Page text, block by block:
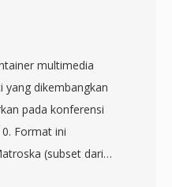
video dan audio
H.264, HEVC,
Codec, AAC, dan
Fleksibilitas
dengan fitur seperti
multimedia
yang dikembangkan
pada konferensi
Format ini
(subset dari
VP8 atau VP9 dan